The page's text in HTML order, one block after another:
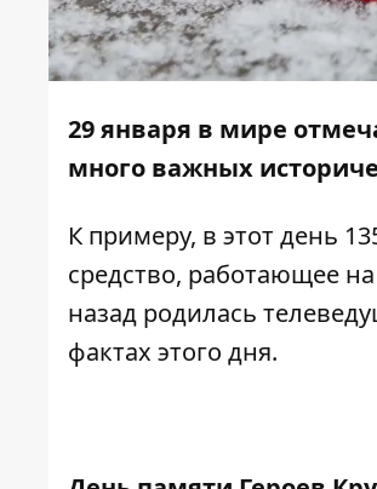
29 января в мире
много важных
К примеру, в этот день
средство, работающее
назад родилась
фактах этого дня.